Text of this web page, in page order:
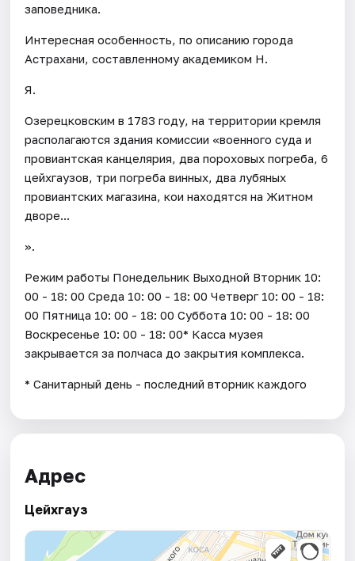
заповедника.
Интересная особенность, по описанию города
Астрахани, составленному академиком Н.
Я.
Озерецковским в 1783 году, на территории кремля
располагаются здания комиссии «военного суда и
провиантская канцелярия, два пороховых погреба, 6
цейхгаузов, три погреба винных, два лубяных
провиантских магазина, кои находятся на Житном
дворе...
».
Режим работы Понедельник Выходной Вторник 10:
00 - 18: 00 Среда 10: 00 - 18: 00 Четверг 10: 00 - 18:
00 Пятница 10: 00 - 18: 00 Суббота 10: 00 - 18: 00
Воскресенье 10: 00 - 18: 00* Касса музея
закрывается за полчаса до закрытия комплекса.
* Санитарный день - последний вторник каждого
Адрес
Цейхгауз